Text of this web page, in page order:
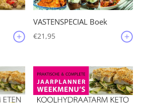
VASTENSPECIAL Boek
€21,95